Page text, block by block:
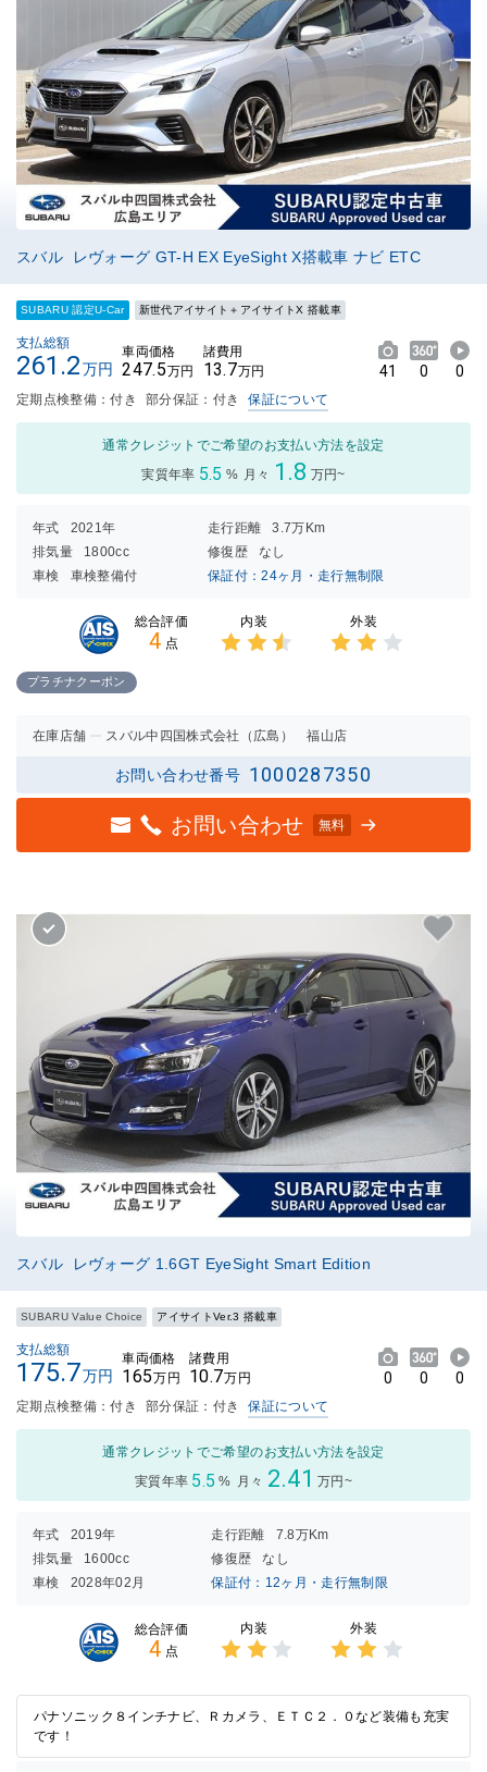
スバル レヴォーグ GT-H EX EyeSight X搭載車 ナビ ETC
SUBARU 認定U-Car 新世代アイサイト＋アイサイトX 搭載車
支払総額
261.2万円
車両価格
247.5万円
諸費用
13.7万円 41 0 0
定期点検整備：付き 部分保証：付き 保証について
通常クレジットでご希望のお支払い方法を設定
実質年率 5.5 % 月々 1.8 万円~
年式 2021年 走行距離
3.7万Km
排気量
1800cc 修復歴
なし
車検
車検整備付 保証付：24ヶ月・走行無制限
総合評価
4 点
内装 外装
プラチナクーポン
在庫店舗 スバル中四国株式会社（広島） 福山店
お問い合わせ番号 1000287350
お問い合わせ 無料
スバル レヴォーグ 1.6GT EyeSight Smart Edition
SUBARU Value Choice アイサイトVer.3 搭載車
支払総額
175.7万円
車両価格
165万円
諸費用
10.7万円 0 0 0
定期点検整備：付き 部分保証：付き 保証について
通常クレジットでご希望のお支払い方法を設定
実質年率 5.5 % 月々 2.41 万円~
年式 2019年 走行距離
7.8万Km
排気量
1600cc 修復歴
なし
車検
2028年02月 保証付：12ヶ月・走行無制限
総合評価
4 点
内装
2点の
評価
外装
2点の
評価
パナソニック８インチナビ、Ｒカメラ、ＥＴＣ２．０など装備も充実
です！